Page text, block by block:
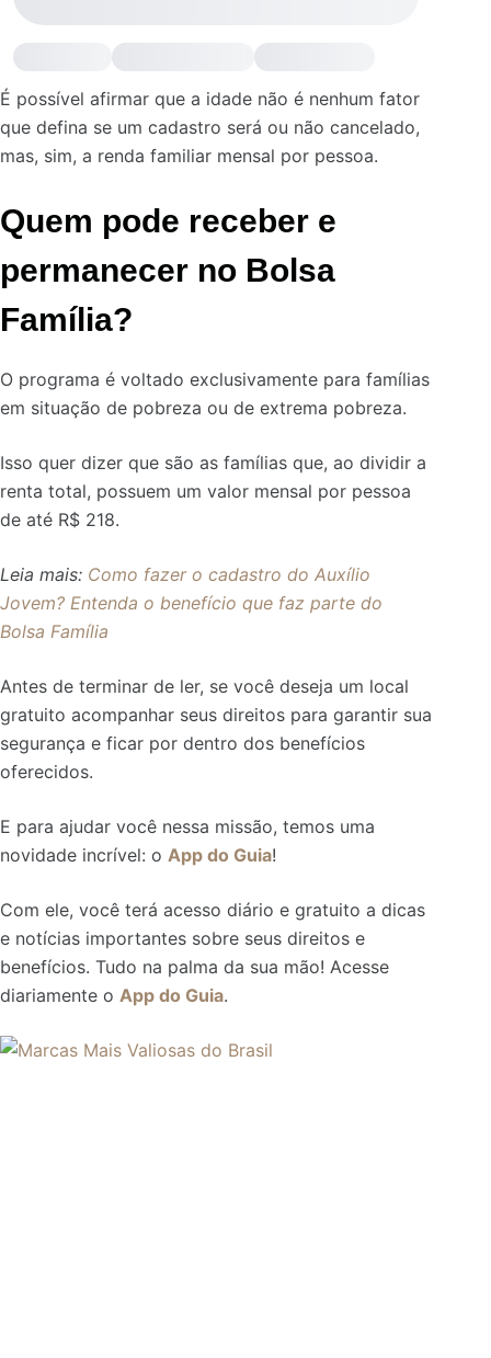
É possível afirmar que a idade não é nenhum fator
que defina se um cadastro será ou não cancelado,
mas, sim, a renda familiar mensal por pessoa.
Quem pode receber e
permanecer no Bolsa
Família?
O programa é voltado exclusivamente para famílias
em situação de pobreza ou de extrema pobreza.
Isso quer dizer que são as famílias que, ao dividir a
renta total, possuem um valor mensal por pessoa
de até R$ 218.
Leia mais: Como fazer o cadastro do Auxílio
Jovem? Entenda o benefício que faz parte do
Bolsa Família
Antes de terminar de ler, se você deseja um local
gratuito acompanhar seus direitos para garantir sua
segurança e ficar por dentro dos benefícios
oferecidos.
E para ajudar você nessa missão, temos uma
novidade incrível: o App do Guia!
Com ele, você terá acesso diário e gratuito a dicas
e notícias importantes sobre seus direitos e
benefícios. Tudo na palma da sua mão! Acesse
diariamente o App do Guia.